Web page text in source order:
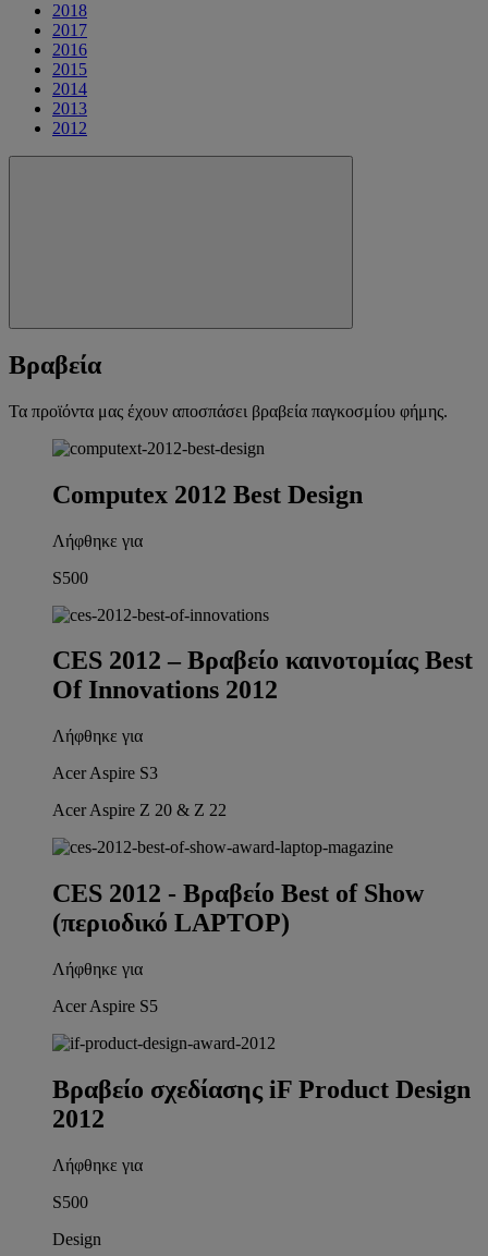
2018
2017
2016
2015
2014
2013
2012
Βραβεία
Τα προϊόντα μας έχουν αποσπάσει βραβεία παγκοσμίου φήμης.
Computex 2012 Best Design
Λήφθηκε για
S500
CES 2012 – Βραβείο καινοτομίας Best
Of Innovations 2012
Λήφθηκε για
Acer Aspire S3
Acer Aspire Z 20 & Z 22
CES 2012 - Βραβείο Best of Show
(περιοδικό LAPTOP)
Λήφθηκε για
Acer Aspire S5
Βραβείο σχεδίασης iF Product Design
2012
Λήφθηκε για
S500
Design